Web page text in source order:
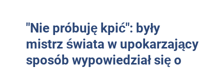
"Nie próbuję kpić": były
mistrz świata w upokarzający
sposób wypowiedział się o